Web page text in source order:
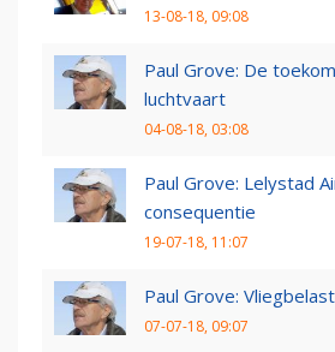
13-08-18, 09:08
Paul Grove: De
luchtvaart
04-08-18, 03:08
Paul Grove: Lelystad
consequentie
19-07-18, 11:07
Paul Grove:
07-07-18, 09:07